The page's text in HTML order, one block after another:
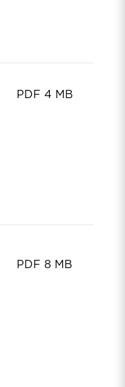
PDF 4 MB
PDF 8 MB